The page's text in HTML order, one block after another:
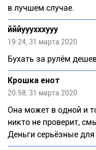
в лучшем случае.
йййууухххууу
19:24, 31 марта 2020
Бухать за рулём
Крошка енот
20:58, 31 марта 2020
Она может в одной и
никто не проверит,
Деньги серьёзные